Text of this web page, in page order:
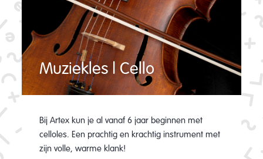
Muziekles | Cello
Bij Artex kun je al vanaf 6 jaar beginnen met
celloles. Een prachtig en krachtig instrument met
zijn volle, warme klank!